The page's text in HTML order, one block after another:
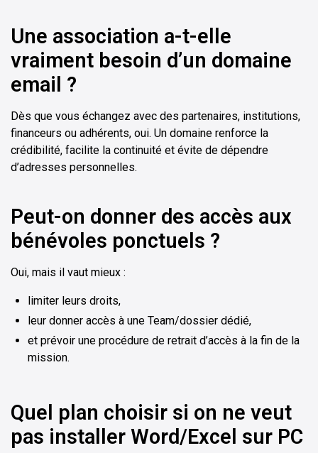
Une association a-t-elle
vraiment besoin d’un domaine
email ?
Dès que vous échangez avec des partenaires, institutions,
financeurs ou adhérents, oui. Un domaine renforce la
crédibilité, facilite la continuité et évite de dépendre
d’adresses personnelles.
Peut-on donner des accès aux
bénévoles ponctuels ?
Oui, mais il vaut mieux :
limiter leurs droits,
leur donner accès à une Team/dossier dédié,
et prévoir une procédure de retrait d’accès à la fin de la
mission.
Quel plan choisir si on ne veut
pas installer Word/Excel sur PC